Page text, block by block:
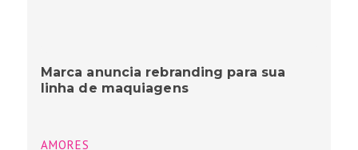
Marca anuncia rebranding para sua
linha de maquiagens
AMORES